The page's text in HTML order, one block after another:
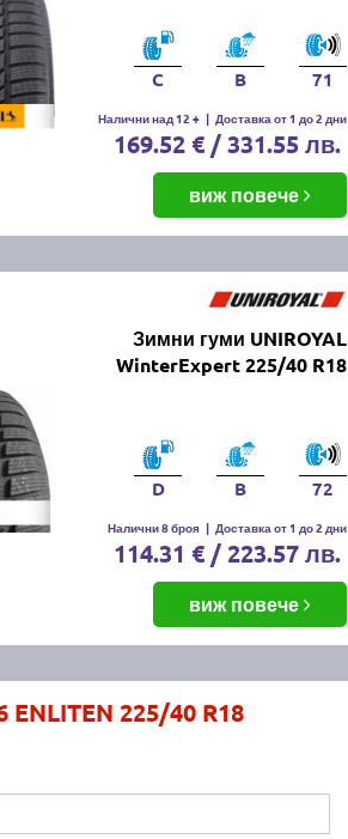
C B 71
Налични над 12 + | Доставка от 1 до 2 дни
169.52 € / 331.55 лв.
виж повече
Зимни гуми UNIROYAL
WinterExpert 225/40 R18
D B 72
Налични 8 броя | Доставка от 1 до 2 дни
114.31 € / 223.57 лв.
виж повече
ENLITEN 225/40 R18